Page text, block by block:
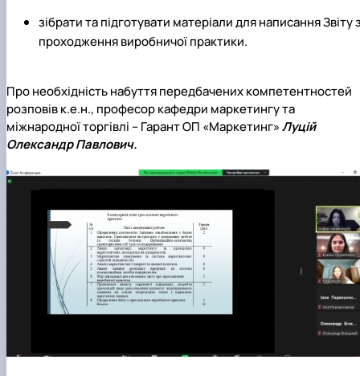
зібрати та підготувати матеріали для написання Звіту
проходження виробничої практики.
Про необхідність набуття передбачених компетентностей
розповів к.е.н., професор кафедри маркетингу та
міжнародної торгівлі – Гарант ОП «Маркетинг»Луцій
Олександр Павлович.